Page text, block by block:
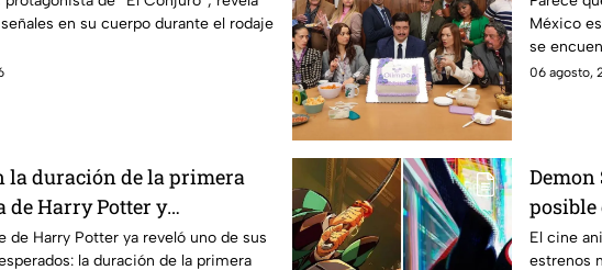
la película
en su cuerpo durante el rodaje
México
se
primeras
06 agosto,
la duración de la primera
de Harry Potter y
a los fans de los libros
de Harry Potter ya reveló uno de sus
la duración de la primera
Demon
posible
del
El cine
estrenos